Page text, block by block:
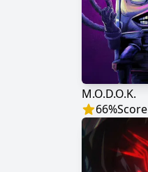
M.O.D.O.K.
66%Score